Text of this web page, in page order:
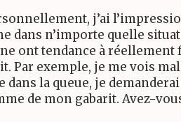
j’ai
dans n’importe quelle
ont tendance à
Par exemple, je me vois
la queue, je
de mon gabarit. Avez-